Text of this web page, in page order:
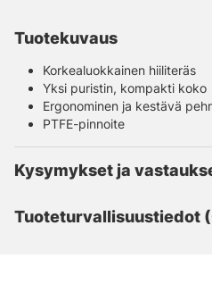
Tuotekuvaus
Korkealuokkainen hiiliteräs
Yksi puristin, kompakti koko
Ergonominen ja kestävä
PTFE-pinnoite
Kysymykset ja
Tuoteturvallisuustiedot